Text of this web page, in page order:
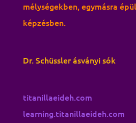
mélységekben, egymásra
képzésben.
Dr. Schüssler ásványi sók
titanillaeideh.com
learning.titanillaeideh.com